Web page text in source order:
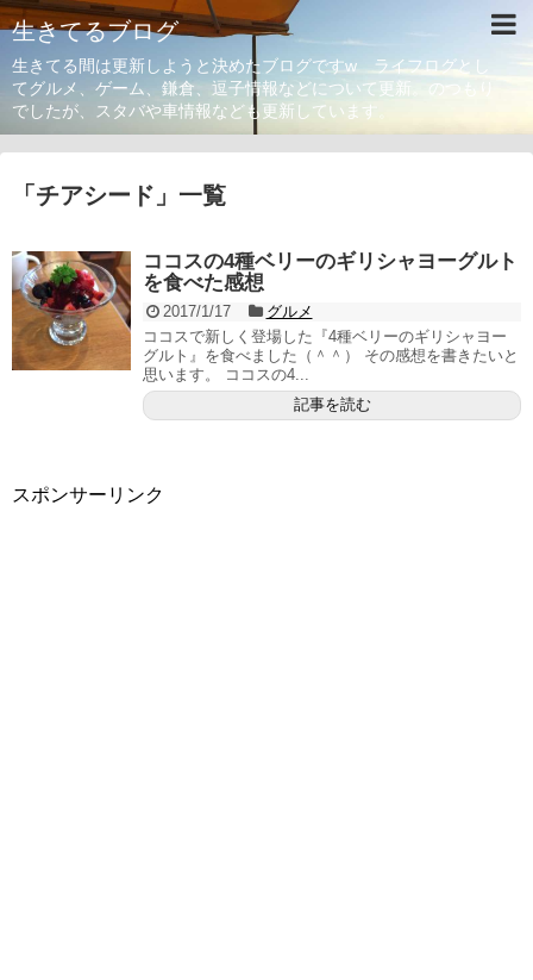
生きてるブログ
生きてる間は更新しようと決めたブログですw ライフログとし
てグルメ、ゲーム、鎌倉、逗子情報などについて更新。のつもり
でしたが、スタバや車情報なども更新しています。
「 チアシード 」 一覧
ココスの4種ベリーのギリシャヨーグルト
を食べた感想
2017/1/17
グルメ
ココスで新しく登場した『4種ベリーのギリシャヨー
グルト』を食べました（＾＾） その感想を書きたいと
思います。 ココスの4...
記事を読む
スポンサーリンク